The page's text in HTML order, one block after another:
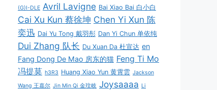
(G)I-DLE Avril Lavigne Bai Xiao Bai 白小白
Cai Xu Kun 蔡徐坤 Chen Yi Xun 陈
奕迅 Dai Yu Tong 戴羽彤 Dan Yi Chun 单依纯
Dui Zhang 队长 Du Xuan Da 杜宣达 en
Fang Dong De Mao 房东的猫 Feng Ti Mo
冯提莫 h3R3 Huang Xiao Yun 黄霄雲 Jackson
Wang 王嘉尔 Jin Min Qi 金玟岐 Joysaaaa Li